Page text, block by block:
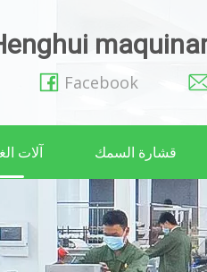
Facebook
قشارة السمك آلات